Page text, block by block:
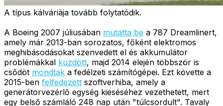
A típus kálváriája tovább folytatódik.
A Boeing 2007 júliusában mutatta be a 787 Dreamlinert,
amely már 2013-ban sorozatos, főként elektromos
meghibásodásokat szenvedett el és akkumulátor
problémákkal küzdött, majd 2014 elején többször is
csődöt mondtak a fedélzeti számítógépei. Ezt követte a
2015-ben felfedezett szoftverhiba, amely a
generátorvezérlő egység kieséséhez vezethetett, mert
egy belső számláló 248 nap után "túlcsordult". Tavaly